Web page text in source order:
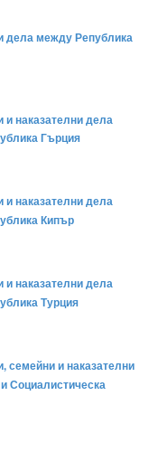
дела между Република
и наказателни дела
Гърция
и наказателни дела
Кипър
и наказателни дела
Турция
семейни и наказателни
Социалистическа